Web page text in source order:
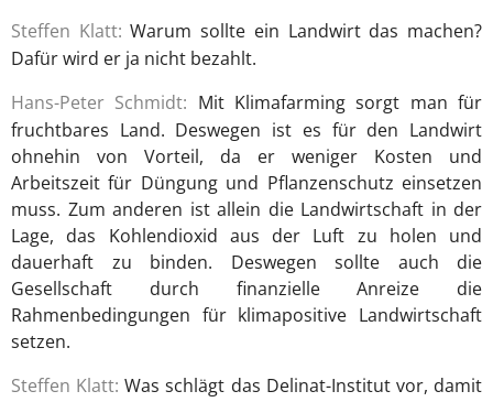
Steffen Klatt: Warum sollte ein Landwirt das machen?
Dafür wird er ja nicht bezahlt.
Hans-Peter Schmidt: Mit Klimafarming sorgt man für
fruchtbares Land. Deswegen ist es für den Landwirt
ohnehin von Vorteil, da er weniger Kosten und
Arbeitszeit für Düngung und Pflanzenschutz einsetzen
muss. Zum anderen ist allein die Landwirtschaft in der
Lage, das Kohlendioxid aus der Luft zu holen und
dauerhaft zu binden. Deswegen sollte auch die
Gesellschaft durch finanzielle Anreize die
Rahmenbedingungen für klimapositive Landwirtschaft
setzen.
Steffen Klatt:Was schlägt das Delinat-Institut vor, damit